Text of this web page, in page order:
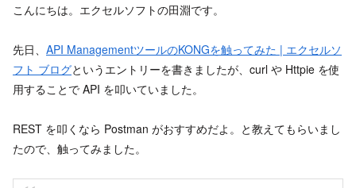
こんにちは。エクセルソフトの田淵です。
先日、 API ManagementツールのKONGを触ってみた | エクセルソ
フト ブログというエントリーを書きましたが、curl や Httpie を使
用することで API を叩いていました。
REST を叩くなら Postman がおすすめだよ。と教えてもらいまし
たので、触ってみました。